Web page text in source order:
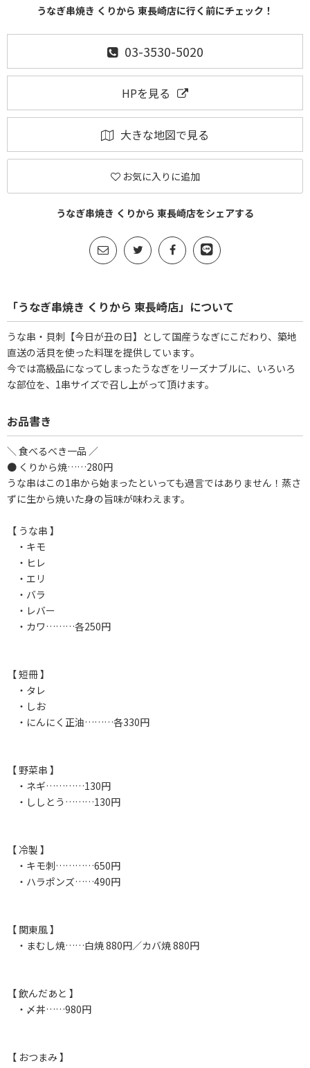
うなぎ串焼き くりから 東長崎店に行く前にチェック！
03-3530-5020
HPを見る
大きな地図で見る
お気に入りに追加
うなぎ串焼き くりから 東長崎店をシェアする
「うなぎ串焼き くりから 東長崎店」について
うな串・貝刺【今日が丑の日】として国産うなぎにこだわり、築地
直送の活貝を使った料理を提供しています。
今では高級品になってしまったうなぎをリーズナブルに、いろいろ
な部位を、1串サイズで召し上がって頂けます。
お品書き
＼ 食べるべき一品 ／
● くりから焼……280円
うな串はこの1串から始まったといっても過言ではありません！蒸さ
ずに生から焼いた身の旨味が味わえます。
【 うな串 】
・キモ
・ヒレ
・エリ
・バラ
・レバー
・カワ………各250円
【 短冊 】
・タレ
・しお
・にんにく正油………各330円
【 野菜串 】
・ネギ…………130円
・ししとう………130円
【 冷製 】
・キモ刺…………650円
・ハラポンズ……490円
【 関東風 】
・まむし焼……白焼 880円／カバ焼 880円
【 飲んだあと 】
・〆丼……980円
【 おつまみ 】